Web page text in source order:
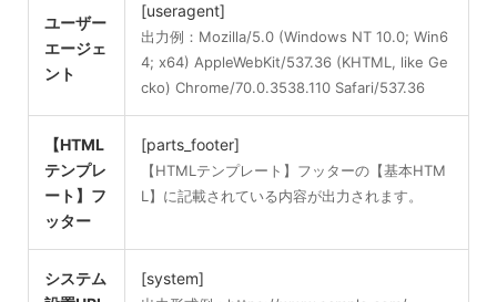
ユーザー
エージェ
ント
[useragent]
出力例：Mozilla/5.0 (Windows NT 10.0; Win6
4; x64) AppleWebKit/537.36 (KHTML, like Ge
cko) Chrome/70.0.3538.110 Safari/537.36
【HTML
テンプレ
ート】フ
ッター
[parts_footer]
【HTMLテンプレート】フッターの【基本HTM
L】に記載されている内容が出力されます。
システム
[system]